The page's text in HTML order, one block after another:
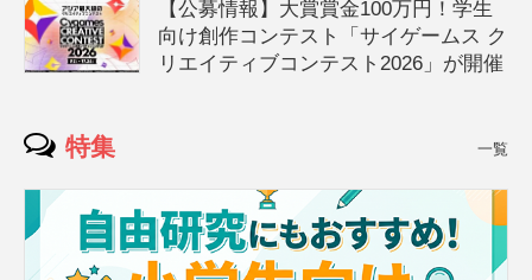
【公募情報】大賞賞金100万円！学生
向け創作コンテスト「サイゲームス ク
リエイティブコンテスト2026」が開催
特集 一覧